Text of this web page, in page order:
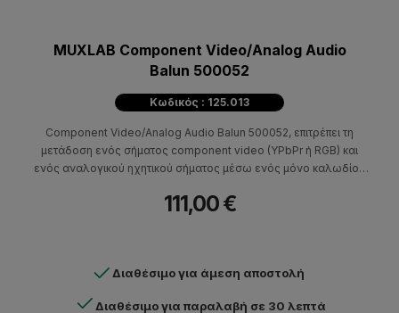
MUXLAB Component Video/Analog Audio
Balun 500052
Κωδικός : 125.013
Component Video/Analog Audio Balun 500052, επιτρέπει τη
μετάδοση ενός σήματος component video (YPbPr ή RGB) και
ενός αναλογικού ηχητικού σήματος μέσω ενός μόνο καλωδίου
111,00 €
Διαθέσιμο για άμεση αποστολή
Διαθέσιμο για παραλαβή σε 30 λεπτά